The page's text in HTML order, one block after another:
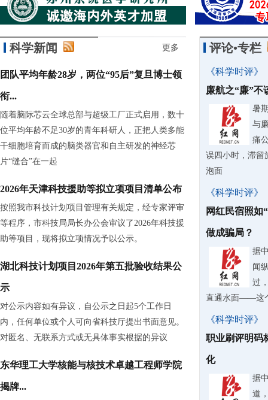
科学新闻 更多
团队平均年龄28岁，两位“95后”复旦博士领
衔...
随着脑际芯云全球总部与超级工厂正式启用，数十
位平均年龄不足30岁的青年科研人，正把人类多能
干细胞培育而成的脑类器官和自主研发的神经芯
片“缝合”在一起
2026年天津科技援助等拟立项项目清单公布
按照我市科技计划项目管理有关规定，经专家评审
等程序，市科技局局长办公会审议了2026年科技援
助等项目，现将拟立项情况予以公示。
湖北科技计划项目2026年第五批验收结果公
示
对公示内容如有异议，自公示之日起5个工作日
内，任何单位或个人可向省科技厅提出书面意见。
对匿名、无联系方式或无具体事实根据的异议
东华理工大学核能与核技术卓越工程师学院
揭牌...
评论•专栏
《科学时评》
廉航之“廉”不
暑
与
痛
误四小时，滞留
泡面
《科学时评》
网红民宿照如
做成骗局？
据
闻
过
直通水面——这
《科学时评》
职业刷评明码
化
据
道